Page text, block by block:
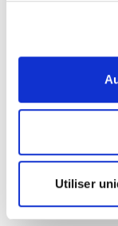
Utiliser